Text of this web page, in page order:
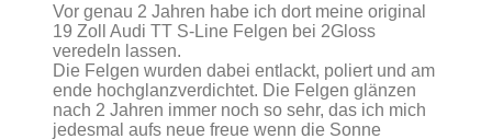
Vor genau 2 Jahren habe ich dort meine original
19 Zoll Audi TT S-Line Felgen bei 2Gloss
veredeln lassen.
Die Felgen wurden dabei entlackt, poliert und am
ende hochglanzverdichtet. Die Felgen glänzen
nach 2 Jahren immer noch so sehr, das ich mich
jedesmal aufs neue freue wenn die Sonne